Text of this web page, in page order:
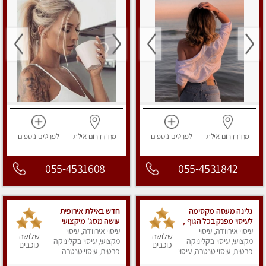
מחוז דרוםאילת לפרטים נוספים
055-4531842
מחוז דרוםאילת לפרטים נוספים
055-4531608
גלינה מעסה מקסימה
לעיסוי מפנק בכל הגוף ,
משחרר לחצים , מרפה
את השרירים , להנאה
מובטחת צלצל אלי
עיסוי אירוודה, עיסוי
מקצועי, עיסוי בקליניקה
פרטית, עיסוי טנטרה, עיסוי
שלושה
כוכבים
חדש באילת אירופית
עושה מסג' מיקצועי
רפואי קלאסי ספורטיבי
עיסוי אנטי
עיסוי אירוודה, עיסוי
מקצועי, עיסוי בקליניקה
פרטית, עיסוי טנטרה
שלושה
כוכבים